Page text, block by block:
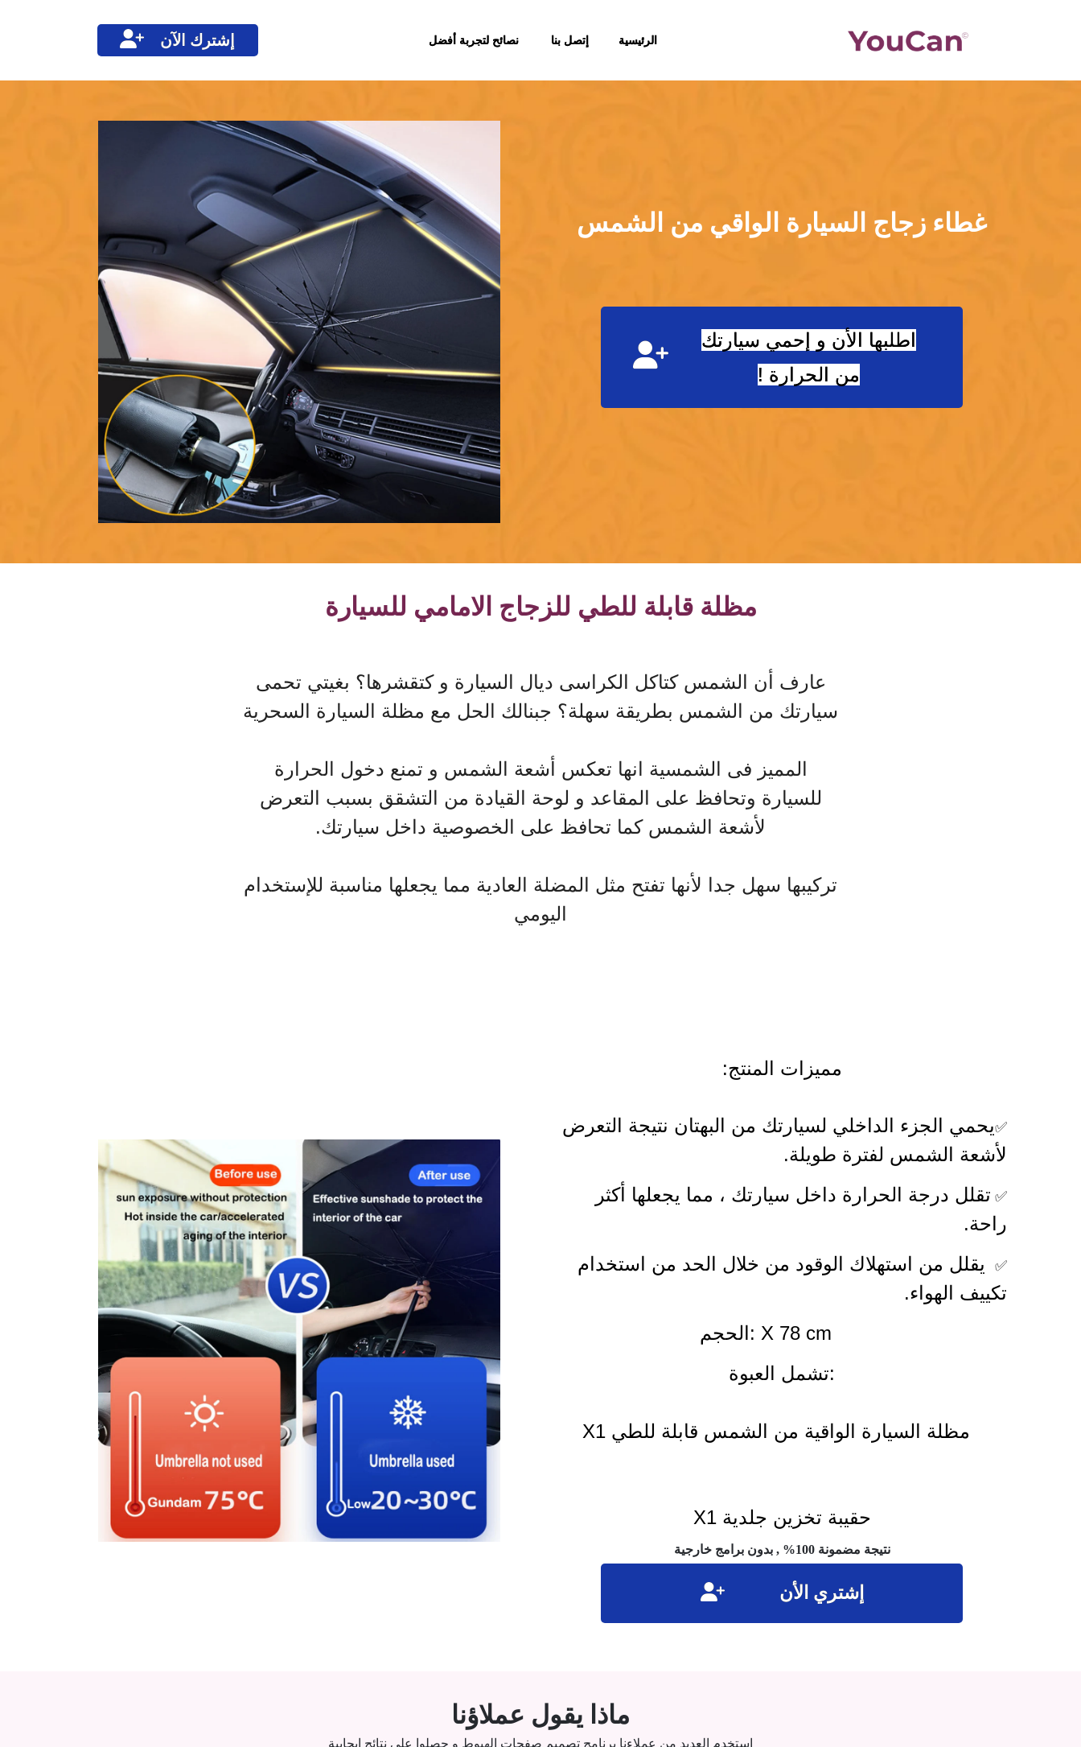
الرئيسية إتصل بنا نصائح لتجربة أفضل إشترك الآن
غطاء زجاج السيارة الواقي من الشمس
اطلبها الأن و إحمي سيارتك
من الحرارة !
مظلة قابلة للطي للزجاج الامامي للسيارة
عارف أن الشمس كتاكل الكراسى ديال السيارة و كتقشرها؟ بغيتي تحمى
سيارتك من الشمس بطريقة سهلة؟ جبنالك الحل مع مظلة السيارة السحرية
المميز فى الشمسية انها تعكس أشعة الشمس و تمنع دخول الحرارة
للسيارة وتحافظ على المقاعد و لوحة القيادة من التشقق بسبب التعرض
لأشعة الشمس كما تحافظ على الخصوصية داخل سيارتك.
تركيبها سهل جدا لأنها تفتح مثل المضلة العادية مما يجعلها مناسبة للإستخدام
اليومي
مميزات المنتج:
✅يحمي الجزء الداخلي لسيارتك من البهتان نتيجة التعرض
لأشعة الشمس لفترة طويلة.
✅ تقلل درجة الحرارة داخل سيارتك ، مما يجعلها أكثر
راحة.
✅
يقلل من استهلاك الوقود من خلال الحد من استخدام
تكييف الهواء.
:تشمل العبوة
مظلة السيارة الواقية من الشمس قابلة للطي X1
حقيبة تخزين جلدية X1
نتيجة مضمونة 100% , بدون برامج خارجية
إشتري الأن
ماذا يقول عملاؤنا
استخدم العديد من عملاءنا برنامج تصميم صفحات الهبوط و حصلوا على نتائج إيجابية